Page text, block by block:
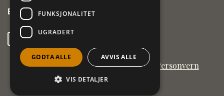
E-post post@kulturarvnord.no
Facebook
Personvern
FUNKSJONALITET
UGRADERT
GODTA ALLE AVVIS ALLE
VIS DETALJER